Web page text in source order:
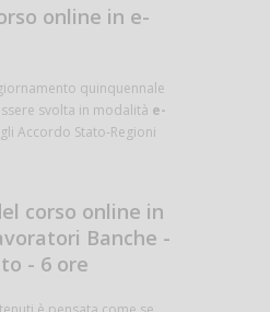
online in e-
quinquennale
svolta in modalità e-
Accordo Stato-Regioni
corso online in
Banche -
- 6 ore